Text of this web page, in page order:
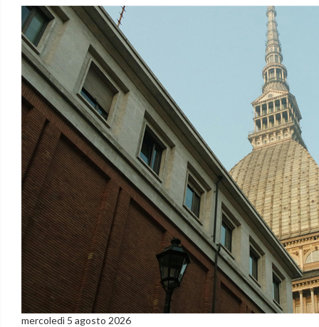
mercoledì 5 agosto 2026